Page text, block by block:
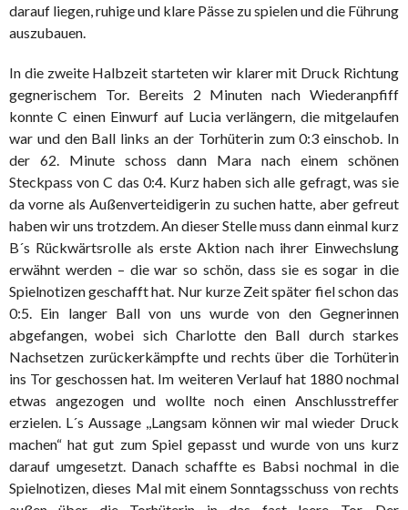
darauf liegen, ruhige und klare Pässe zu spielen und die Führung
auszubauen.
In die zweite Halbzeit starteten wir klarer mit Druck Richtung
gegnerischem Tor. Bereits 2 Minuten nach Wiederanpfiff
konnte C einen Einwurf auf Lucia verlängern, die mitgelaufen
war und den Ball links an der Torhüterin zum 0:3 einschob. In
der 62. Minute schoss dann Mara nach einem schönen
Steckpass von C das 0:4. Kurz haben sich alle gefragt, was sie
da vorne als Außenverteidigerin zu suchen hatte, aber gefreut
haben wir uns trotzdem. An dieser Stelle muss dann einmal kurz
B´s Rückwärtsrolle als erste Aktion nach ihrer Einwechslung
erwähnt werden – die war so schön, dass sie es sogar in die
Spielnotizen geschafft hat. Nur kurze Zeit später fiel schon das
0:5. Ein langer Ball von uns wurde von den Gegnerinnen
abgefangen, wobei sich Charlotte den Ball durch starkes
Nachsetzen zurückerkämpfte und rechts über die Torhüterin
ins Tor geschossen hat. Im weiteren Verlauf hat 1880 nochmal
etwas angezogen und wollte noch einen Anschlusstreffer
erzielen. L´s Aussage ,,Langsam können wir mal wieder Druck
machen“ hat gut zum Spiel gepasst und wurde von uns kurz
darauf umgesetzt. Danach schaffte es Babsi nochmal in die
Spielnotizen, dieses Mal mit einem Sonntagsschuss von rechts